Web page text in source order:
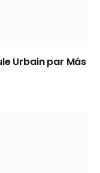
Urbain par Más